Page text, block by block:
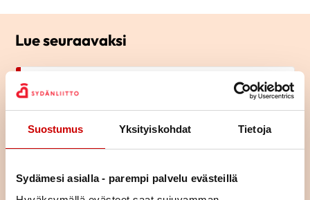
Suostumus Yksityiskohdat Tietoja
Sydämesi asialla - parempi palvelu evästeillä
Lue seuraavaksi
kolesterolin hoito ei ole
LUE ARTIKKELI
Sydäninfarkti yllätti 52-
vuotiaan Virvan – “LDL-